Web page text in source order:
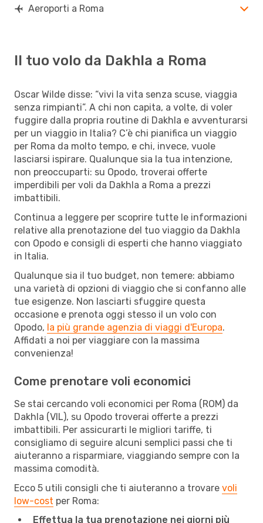
Aeroporti a Roma
Il tuo volo da Dakhla a Roma
Oscar Wilde disse: “vivi la vita senza scuse, viaggia
senza rimpianti”. A chi non capita, a volte, di voler
fuggire dalla propria routine di Dakhla e avventurarsi
per un viaggio in Italia? C’è chi pianifica un viaggio
per Roma da molto tempo, e chi, invece, vuole
lasciarsi ispirare. Qualunque sia la tua intenzione,
non preoccuparti: su Opodo, troverai offerte
imperdibili per voli da Dakhla a Roma a prezzi
imbattibili.
Continua a leggere per scoprire tutte le informazioni
relative alla prenotazione del tuo viaggio da Dakhla
con Opodo e consigli di esperti che hanno viaggiato
in Italia.
Qualunque sia il tuo budget, non temere: abbiamo
una varietà di opzioni di viaggio che si confanno alle
tue esigenze. Non lasciarti sfuggire questa
occasione e prenota oggi stesso il un volo con
Opodo, la più grande agenzia di viaggi d'Europa.
Affidati a noi per viaggiare con la massima
convenienza!
Come prenotare voli economici
Se stai cercando voli economici per Roma (ROM) da
Dakhla (VIL), su Opodo troverai offerte a prezzi
imbattibili. Per assicurarti le migliori tariffe, ti
consigliamo di seguire alcuni semplici passi che ti
aiuteranno a risparmiare, viaggiando sempre con la
massima comodità.
Ecco 5 utili consigli che ti aiuteranno a trovare voli
low-cost per Roma:
Effettua la tua prenotazione nei giorni più